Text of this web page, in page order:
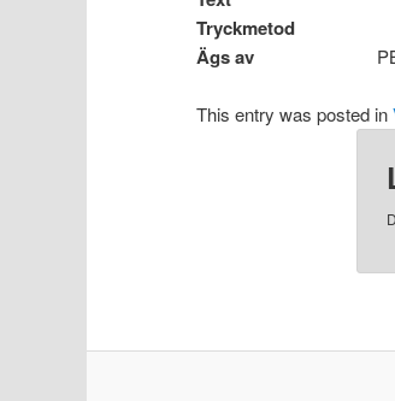
Tryckmetod
Ägs av
This entry was posted in